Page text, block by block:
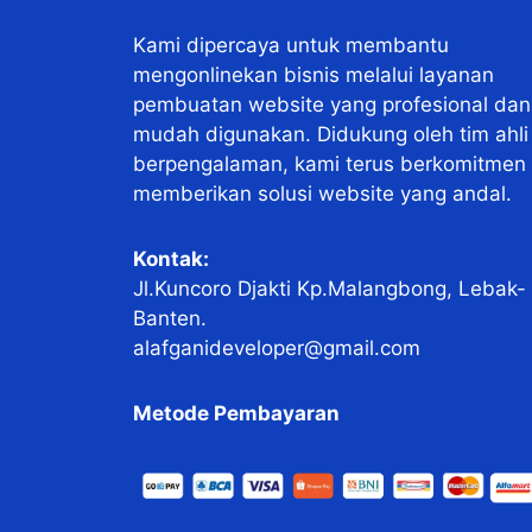
Kami dipercaya untuk membantu
mengonlinekan bisnis melalui layanan
pembuatan website yang profesional dan
mudah digunakan. Didukung oleh tim ahli
berpengalaman, kami terus berkomitmen
memberikan solusi website yang andal.
Kontak:
Jl.Kuncoro Djakti Kp.Malangbong, Lebak-
Banten.
alafganideveloper@gmail.com
Metode Pembayaran